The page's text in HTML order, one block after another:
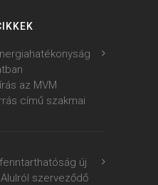
az MVM
című szakmai
új
szerveződő